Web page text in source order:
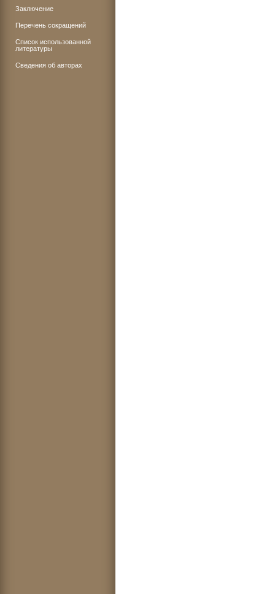
Заключение
Перечень сокращений
Список использованной
литературы
Сведения об авторах